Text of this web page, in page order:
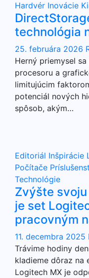
Hardvér Inovácie
technológia
25. februára 2026
Herný priemysel
procesoru a
limitujúcim
potenciál nových
spôsob, akým…
Editoriál Inšpirácie
Počítače
Technológie
Zvýšte
je set
pracovným
11. decembra 2025
Trávime hodiny
kladieme dôraz na
Logitech MX je